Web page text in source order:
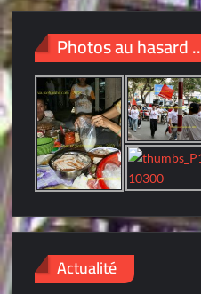
Photos au hasard ..
Actualité